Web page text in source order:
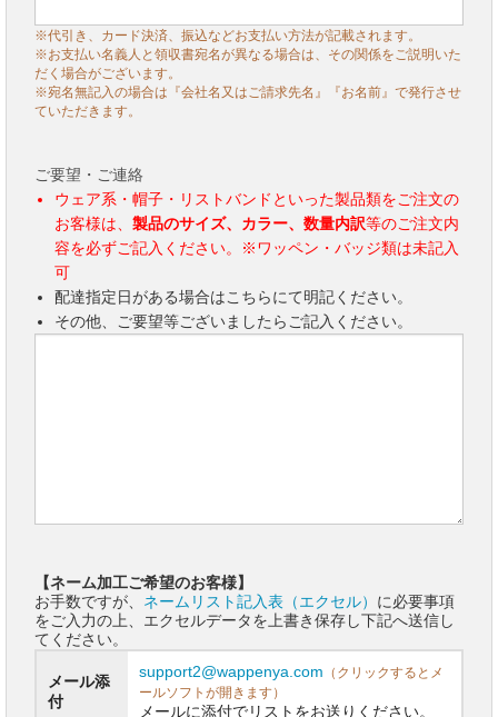
※代引き、カード決済、振込などお支払い方法が記載されます。
※お支払い名義人と領収書宛名が異なる場合は、その関係をご説明いた
だく場合がございます。
※宛名無記入の場合は『会社名又はご請求先名』『お名前』で発行させ
ていただきます。
ご要望・ご連絡
ウェア系・帽子・リストバンドといった製品類をご注文の
お客様は、 製品のサイズ、カラー、数量内訳等のご注文内
容を必ずご記入ください。※ワッペン・バッジ類は未記入
可
配達指定日がある場合はこちらにて明記ください。
その他、ご要望等ございましたらご記入ください。
【ネーム加工ご希望のお客様】
お手数ですが、 ネームリスト記入表（エクセル） に必要事項
をご入力の上、エクセルデータを上書き保存し下記へ送信し
てください。
メール添
付
support2@wappenya.com （クリックするとメ
ールソフトが開きます）
メールに添付でリストをお送りください。